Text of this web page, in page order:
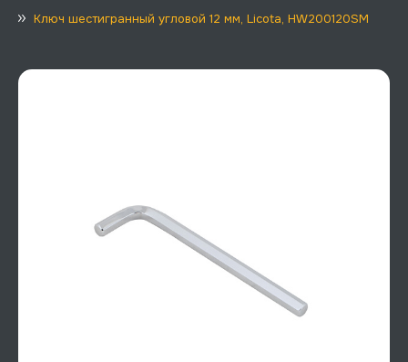
Ключ шестигранный угловой 12 мм, Licota, HW200120SM